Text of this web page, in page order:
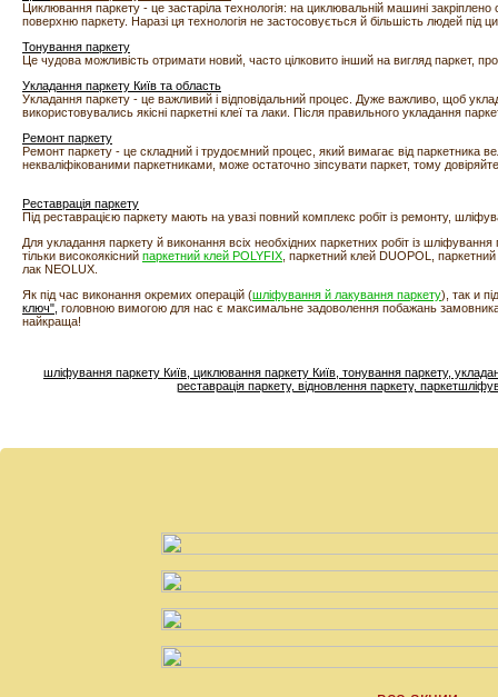
Циклювання паркету - це застаріла технологія: на циклювальній машині закріплено
поверхню паркету. Наразі ця технологія не застосовується й більшість людей
Тонування паркету
Це чудова можливість отримати новий, часто цілковито інший на вигляд паркет,
Укладання паркету Київ та область
Укладання паркету - це важливий і відповідальний процес. Дуже важливо, щоб
використовувались якісні паркетні клеї та лаки. Після правильного укладання
Ремонт паркету
Ремонт паркету - це складний і трудоємний процес, який вимагає від паркетника
некваліфікованими паркетниками, може остаточно зіпсувати паркет, тому
Реставрація паркету
Під реставрацією паркету мають на увазі повний комплекс робіт із ремонту,
Для укладання паркету й виконання всіх необхідних паркетних робіт із
тільки високоякісний паркетний клей POLYFIX , паркетний клей DUOPOL,
лак NEOLUX.
Як під час виконання окремих операцій (шліфування й лакування паркету), так и
ключ" головною вимогою для нас є максимальне задоволення побажань
найкраща!
шліфування паркету Київ, циклювання паркету Київ, тонування паркету,
реставрація паркету, відновлення паркету,